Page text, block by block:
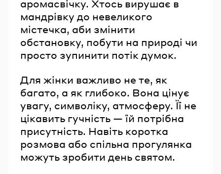
аромасвічку. Хтось вирушає в
мандрівку до невеликого
містечка, аби змінити
обстановку, побути на природі чи
просто зупинити потік думок.
Для жінки важливо не те, як
багато, а як глибоко. Вона цінує
увагу, символіку, атмосферу. Її не
цікавить гучність — їй потрібна
присутність. Навіть коротка
розмова або спільна прогулянка
можуть зробити день святом.